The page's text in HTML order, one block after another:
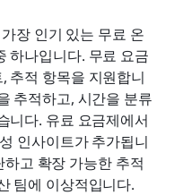
장 인기 있는 무료 온
하나입니다. 무료 요금
추적 항목을 지원합니
추적하고, 시간을 분류
니다. 유료 요금제에서
인사이트가 추가됩니
고 확장 가능한 추적
팀에 이상적입니다.